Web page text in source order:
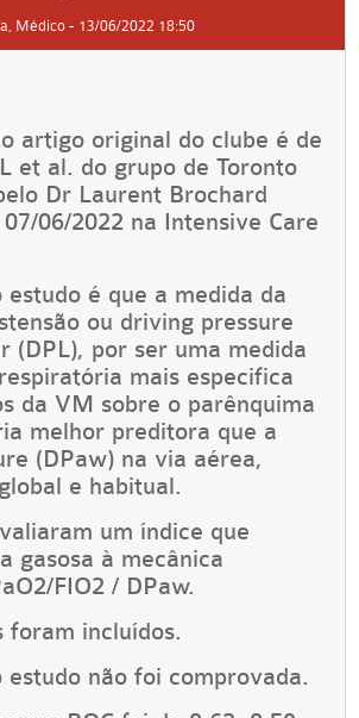
Médico - 13/06/2022 18:50
o artigo original do clube é de
et al. do grupo de Toronto
Dr Laurent Brochard
06/2022 na Intensive Care
estudo é que a medida da
ou driving pressure
(DPL), por ser uma medida
mais especifica
da VM sobre o parênquima
melhor preditora que a
(DPaw) na via aérea,
e habitual.
um índice que
gasosa à mecânica
FIO2 / DPaw.
foram incluídos.
estudo não foi comprovada.